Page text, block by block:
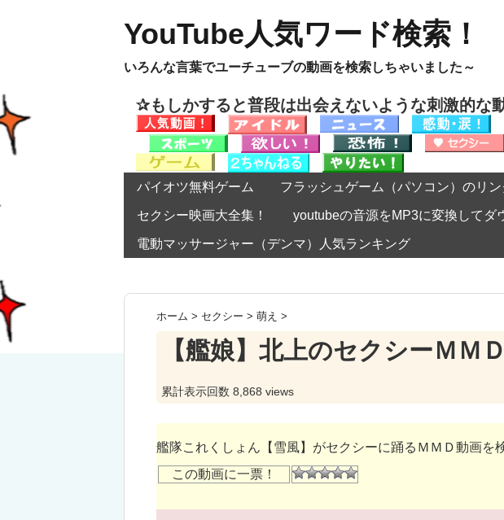
YouTube人気ワード検索！
いろんな言葉でユーチューブの動画を検索しちゃいました～
✰もしかすると普段は出会えないような刺激的
パイオツ無料ゲーム フラッシュゲーム（パソコン）のリ
セクシー映画大全集！ youtubeの音源をMP3に変換してダ
電動マッサージャー（デンマ）人気ランキング
ホーム > セクシー > 萌え >
【艦娘】北上のセクシーＭＭ
累計表示回数 8,868 views
艦隊これくしょん【雪風】がセクシーに踊るＭＭＤ動画を
この動画に一票！